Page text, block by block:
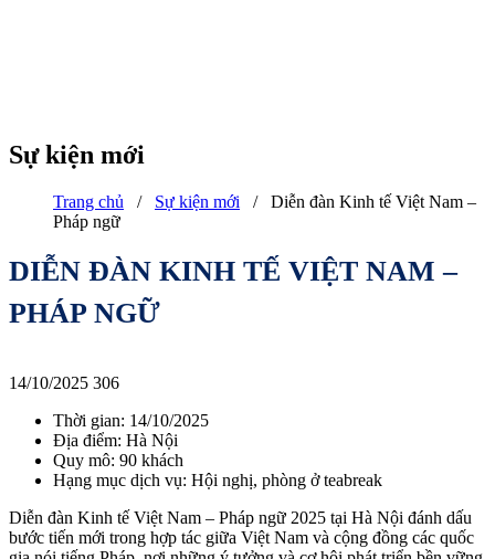
Sự kiện mới
Trang chủ / Sự kiện mới / Diễn đàn Kinh tế Việt Nam –
Pháp ngữ
DIỄN ĐÀN KINH TẾ VIỆT NAM –
PHÁP NGỮ
14/10/2025 306
Thời gian: 14/10/2025
Địa điểm: Hà Nội
Quy mô: 90 khách
Hạng mục dịch vụ: Hội nghị, phòng ở teabreak
Diễn đàn Kinh tế Việt Nam – Pháp ngữ 2025 tại Hà Nội đánh dấu
bước tiến mới trong hợp tác giữa Việt Nam và cộng đồng các quốc